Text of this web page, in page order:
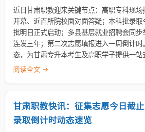
近日甘肃职教迎来关键节点：高职专科现场
开幕、近百所院校面对面答疑；本科批录
批明日正式启动；多县基层就业招聘会同
连发三年；第二次志愿填报进入一周倒计
态，为甘肃专升本考生及高职学子提供一站
阅读全文 →
甘肃职教快讯：征集志愿今日截
录取倒计时动态速览